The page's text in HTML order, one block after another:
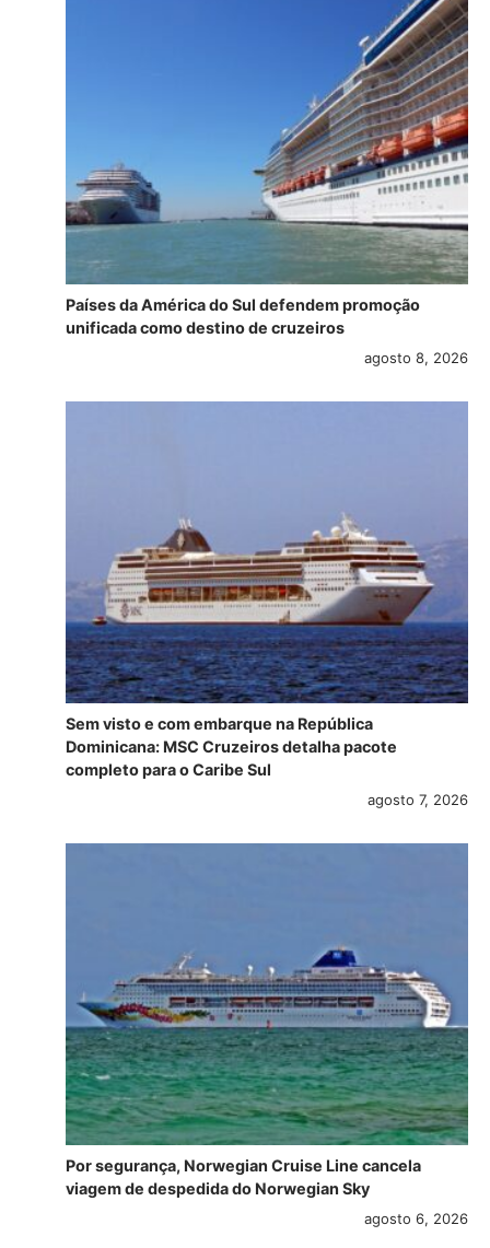
Países da América do Sul defendem promoção
unificada como destino de cruzeiros
agosto 8, 2026
Sem visto e com embarque na República
Dominicana: MSC Cruzeiros detalha pacote
completo para o Caribe Sul
agosto 7, 2026
Por segurança, Norwegian Cruise Line cancela
viagem de despedida do Norwegian Sky
agosto 6, 2026